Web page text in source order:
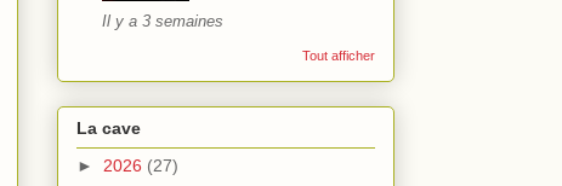
Il y a 3 semaines
Tout afficher
La cave
► 2026 (27)